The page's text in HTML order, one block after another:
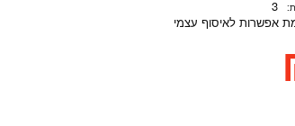
אפשרות לאיסוף עצמי